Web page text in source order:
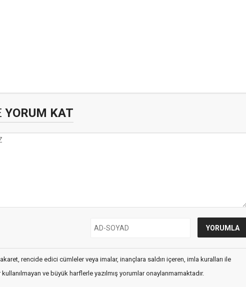
YORUM KAT
rencide edici cümleler veya imalar, inançlara saldırı içeren, imla kuralları ile
ve büyük harflerle yazılmış yorumlar onaylanmamaktadır.